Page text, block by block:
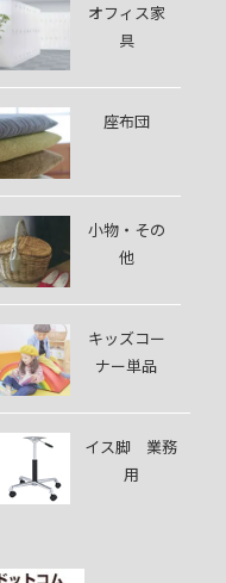
オフィス家
具
座布団
小物・その
他
キッズコー
ナー単品
イス脚 業務
用